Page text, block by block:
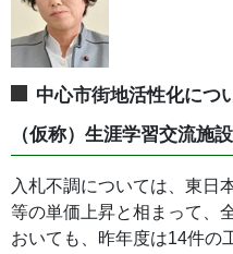
中心市街地活性化につ
（仮称）生涯学習交流施
入札不調については、東日
等の単価上昇と相まって、
おいても、昨年度は14件の